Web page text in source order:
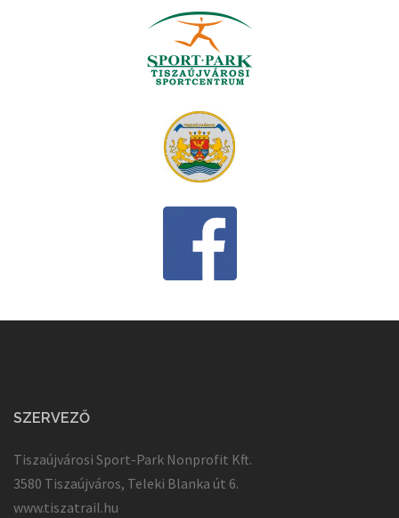
SZERVEZŐ
Tiszaújvárosi Sport-Park Nonprofit Kft.
3580 Tiszaújváros, Teleki Blanka út 6.
www.tiszatrail.hu